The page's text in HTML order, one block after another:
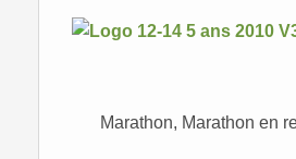
Marathon, Marathon en